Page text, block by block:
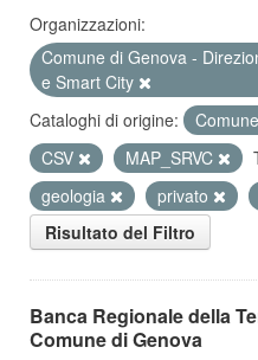
Organizzazioni:
Comune di Genova -
e Smart City
Cataloghi di origine:
CSV
MAP_SRVC
geologia
privato
Risultato del Filtro
Banca Regionale della
Comune di Genova